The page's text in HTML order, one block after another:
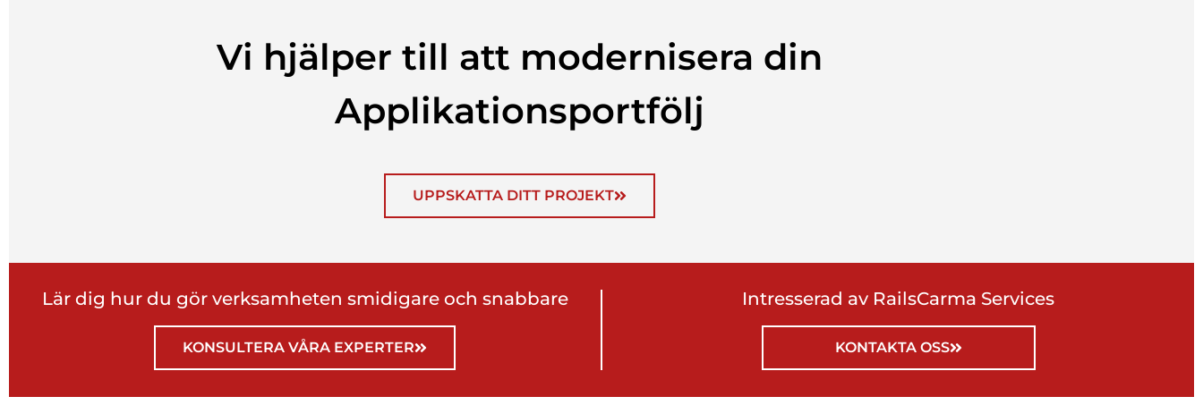
Vi hjälper till att modernisera din
Applikationsportfölj
UPPSKATTA DITT PROJEKT
Lär dig hur du gör verksamheten smidigare och snabbare
KONSULTERA VÅRA EXPERTER
Intresserad av RailsCarma Services
KONTAKTA OSS